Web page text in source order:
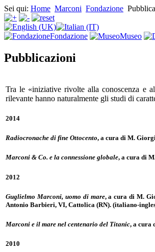
Sei qui: Home Marconi Fondazione
Fondazione Museo
Pubblicazioni
Tra le «iniziative rivolte alla conoscenza e
rilevante hanno naturalmente gli studi di
2014
Radiocronache di fine Ottocento, a cura di M.
Marconi & Co. e la connessione globale, a cura di
2012
Guglielmo Marconi, uomo di mare, a cura di M.
Antonio Barbieri, VI, Cattolica (RN). (italiano-
Marconi e il mare nel centenario del Titanic, a cura
2010